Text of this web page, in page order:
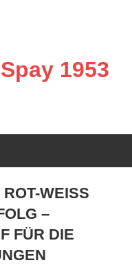
1953
WEISS
–
FÜR DIE